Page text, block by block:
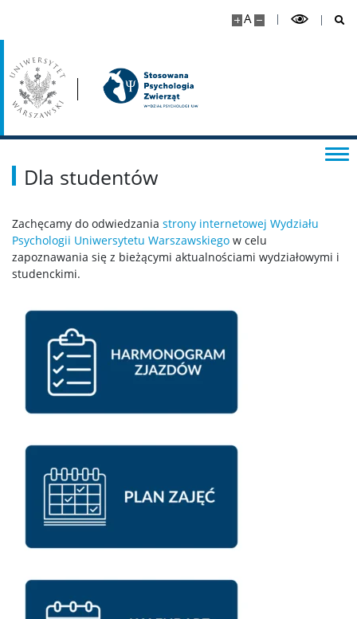
A
Dla studentów
Zachęcamy do odwiedzania strony internetowej Wydziału
Psychologii Uniwersytetu Warszawskiego w celu
zapoznawania się z bieżącymi aktualnościami wydziałowymi i
studenckimi.